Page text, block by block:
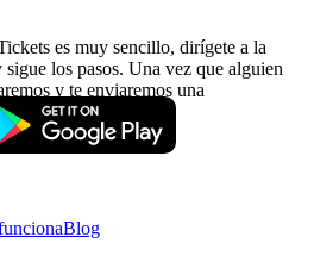
es muy sencillo, dirígete a la
sigue los pasos. Una vez que alguien
y te enviaremos una
relativa al pago.
Blog